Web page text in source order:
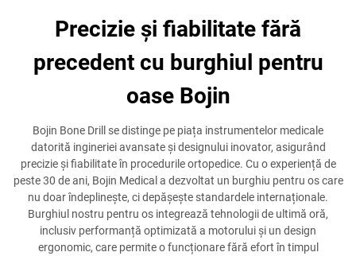
Precizie și fiabilitate fără
precedent cu burghiul pentru
oase Bojin
Bojin Bone Drill se distinge pe piața instrumentelor medicale
datorită ingineriei avansate și designului inovator, asigurând
precizie și fiabilitate în procedurile ortopedice. Cu o experiență de
peste 30 de ani, Bojin Medical a dezvoltat un burghiu pentru os care
nu doar îndeplinește, ci depășește standardele internaționale.
Burghiul nostru pentru os integrează tehnologii de ultimă oră,
inclusiv performanță optimizată a motorului și un design
ergonomic, care permite o funcționare fără efort în timpul